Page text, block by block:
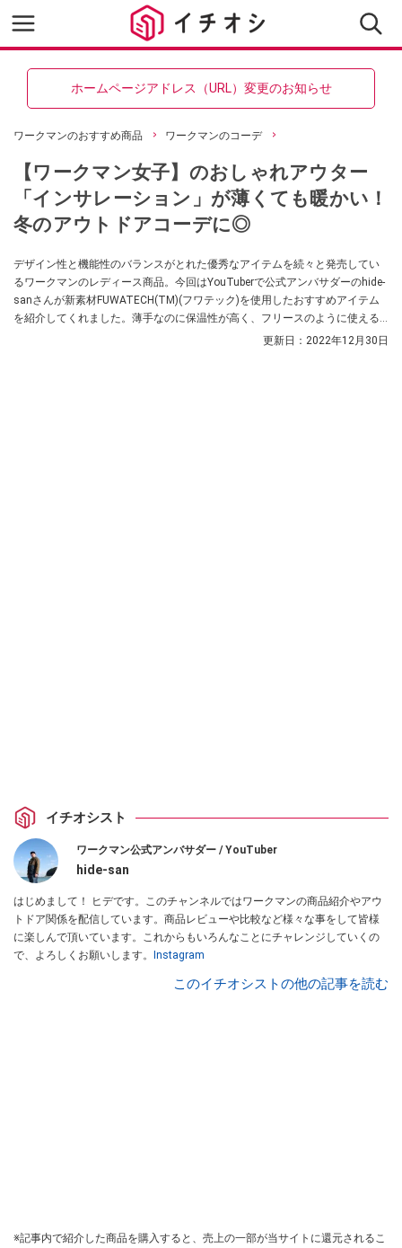
ホームページアドレス（URL）変更のお知らせ
ワークマンのおすすめ商品 ワークマンのコーデ
【ワークマン女子】のおしゃれアウター
「インサレーション」が薄くても暖かい！
冬のアウトドアコーデに◎
デザイン性と機能性のバランスがとれた優秀なアイテムを続々と発売してい
るワークマンのレディース商品。今回はYouTuberで公式アンバサダーのhide-
sanさんが新素材FUWATECH(TM)(フワテック)を使用したおすすめアイテム
を紹介してくれました。薄手なのに保温性が高く、フリースのように使える
更新日： 2022年12月30日
イチオシスト
ワークマン公式アンバサダー / YouTuber
hide-san
はじめまして！ ヒデです。このチャンネルではワークマンの商品紹介やアウ
トドア関係を配信しています。商品レビューや比較など様々な事をして皆様
に楽しんで頂いています。これからもいろんなことにチャレンジしていくの
で、よろしくお願いします。
Instagram
このイチオシストの他の記事を読む
※記事内で紹介した商品を購入すると、売上の一部が当サイトに還元されるこ